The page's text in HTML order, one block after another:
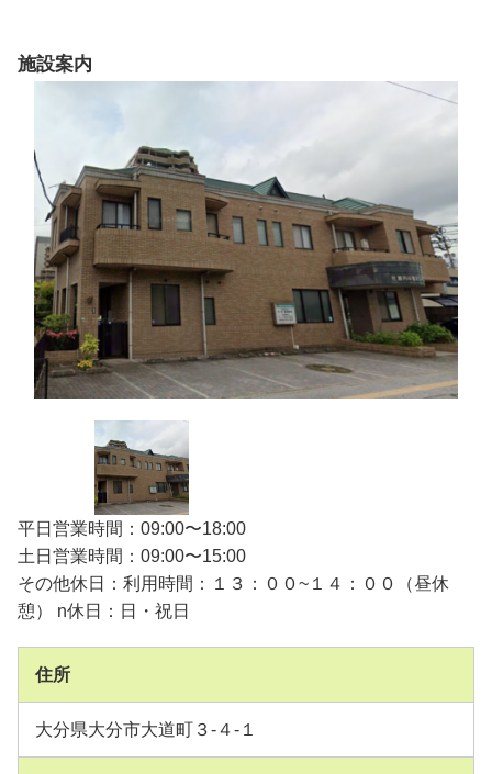
施設案内
平日営業時間：09:00〜18:00
土日営業時間：09:00〜15:00
その他休日：利用時間：１３：００~１４：００（昼休
憩） n休日：日・祝日
住所
大分県大分市大道町３-４-１